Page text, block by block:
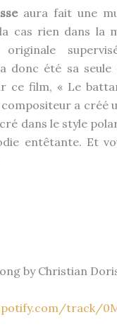
aura fait une
cas rien dans la
originale
donc été sa seule
ce film, « Le
a créé
dans le style
entêtante. Et
by Christian
track/